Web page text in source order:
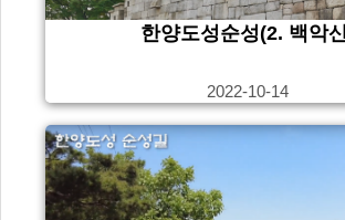
한양도성순성(2. 백악
2022-10-14